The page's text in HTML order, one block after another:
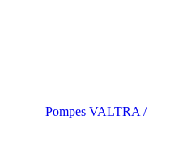
Pompes VALTRA /